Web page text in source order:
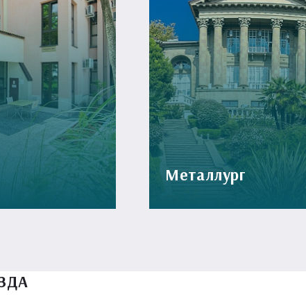
Металлург